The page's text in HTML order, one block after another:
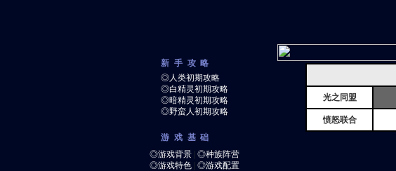
新手攻略
◎人类初期攻略
◎白精灵初期攻略
◎暗精灵初期攻略
◎野蛮人初期攻略
游戏基础
◎游戏背景 ◎种族阵营
◎游戏特色 ◎游戏配置
光之同盟
愤怒联合